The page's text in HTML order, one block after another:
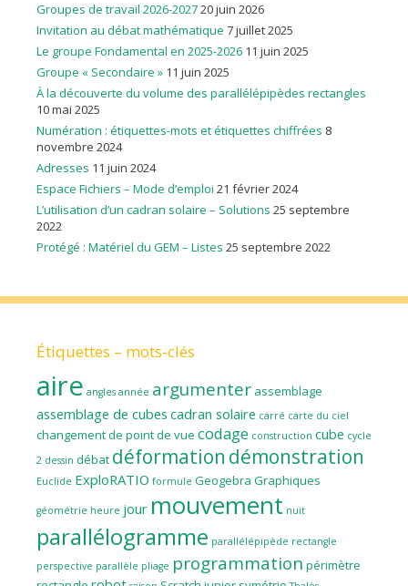
Groupes de travail 2026-202720 juin 2026
Invitation au débat mathématique 7 juillet 2025
Le groupe Fondamental en 2025-2026 11 juin 2025
Groupe « Secondaire » 11 juin 2025
À la découverte du volume des parallélépipèdes rectangles
10 mai 2025
Numération : étiquettes-mots et étiquettes chiffrées 8
novembre 2024
Adresses 11 juin 2024
Espace Fichiers – Mode d’emploi 21 février 2024
L’utilisation d’un cadran solaire – Solutions 25 septembre
2022
Protégé : Matériel du GEM – Listes 25 septembre 2022
Étiquettes – mots-clés
aire angles année argumenter assemblage
assemblage de cubes cadran solaire carré carte du ciel
changement de point de vue codage construction cube cycle
2 dessin débat déformation démonstration
Euclide ExploRATIO formule Geogebra Graphiques
géométrie heure jour mouvement nuit
parallélogramme parallélépipède rectangle
perspective parallèle pliage programmation périmètre